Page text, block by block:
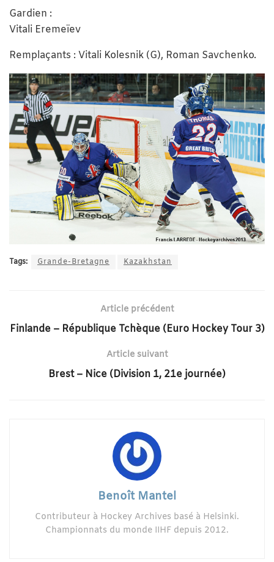
Gardien :
Vitali Eremeïev
Remplaçants : Vitali Kolesnik (G), Roman Savchenko.
Tags: Grande-Bretagne Kazakhstan
Article précédent
Finlande – République Tchèque (Euro Hockey Tour 3)
Article suivant
Brest – Nice (Division 1, 21e journée)
Benoît Mantel
Contributeur à Hockey Archives basé à Helsinki.
Championnats du monde IIHF depuis 2012.